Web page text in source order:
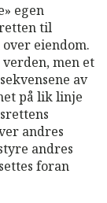
egen
til
eiendom.
men et
av
på lik linje
andres
andres
foran